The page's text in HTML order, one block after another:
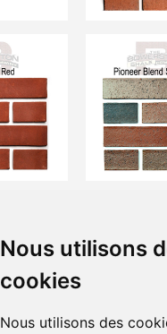
Nous utilisons
cookies
Nous utilisons des